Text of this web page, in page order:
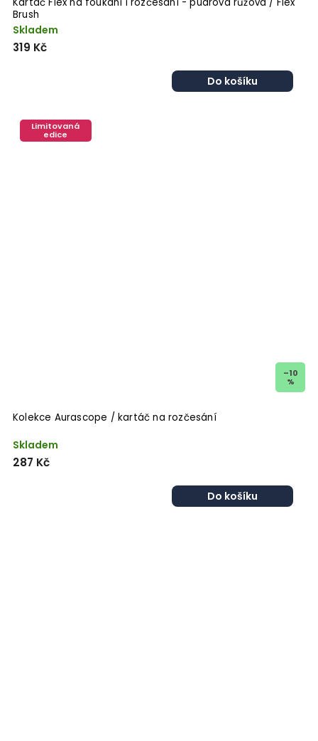
Brush
Skladem
319 Kč
Do košíku
Limitovaná
edice
–10
%
Kolekce Aurascope / kartáč na rozčesání
Skladem
287 Kč
Do košíku